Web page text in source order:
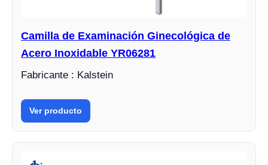
Camilla de Examinación Ginecológica de
Acero Inoxidable YR06281
Fabricante : Kalstein
Ver producto